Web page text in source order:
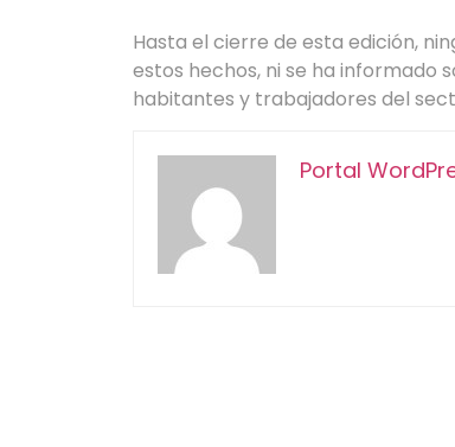
Hasta el cierre de esta edición,
estos hechos, ni se ha informado
habitantes y trabajadores del
Portal